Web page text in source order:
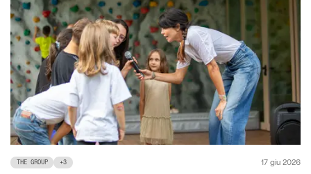
THE GROUP +3 17 giu 2026